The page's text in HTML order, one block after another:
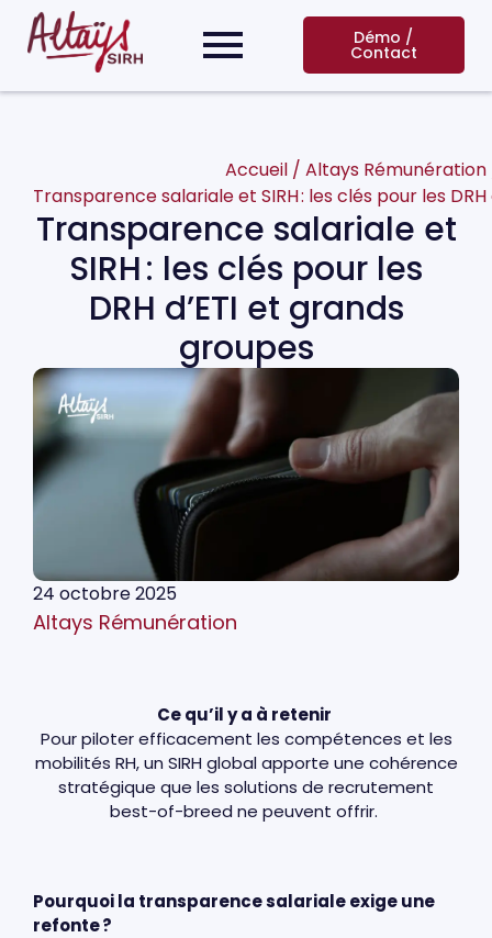
Démo /
Contact
Accueil / Altays Rémunération
Transparence salariale et SIRH : les clés pour les
Transparence salariale et
SIRH : les clés pour les
DRH d’ETI et grands
groupes
24 octobre 2025
Altays Rémunération
Ce qu’il y a à retenir
Pour piloter efficacement les compétences et les
mobilités RH, un SIRH global apporte une cohérence
stratégique que les solutions de recrutement
best-of-breed ne peuvent offrir.
Pourquoi la transparence salariale exige une
refonte ?